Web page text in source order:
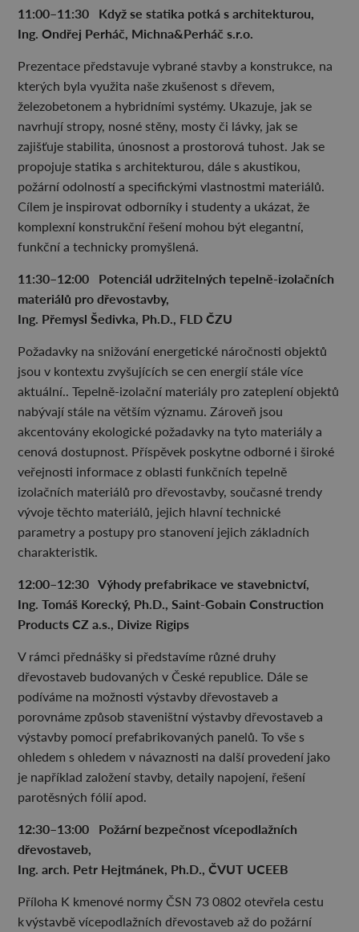
11:00–⁠11:30 Když se statika potká s architekturou,
Ing. Ondřej Perháč, Michna&Perháč s.r.o.
Prezentace představuje vybrané stavby a konstrukce, na
kterých byla využita naše zkušenost s dřevem,
železobetonem a hybridními systémy. Ukazuje, jak se
navrhují stropy, nosné stěny, mosty či lávky, jak se
zajišťuje stabilita, únosnost a prostorová tuhost. Jak se
propojuje statika s architekturou, dále s akustikou,
požární odolností a specifickými vlastnostmi materiálů.
Cílem je inspirovat odborníky i studenty a ukázat, že
komplexní konstrukční řešení mohou být elegantní,
funkční a technicky promyšlená.
11:30–⁠12:00 Potenciál udržitelných tepelně-izolačních
materiálů pro dřevostavby,
Ing. PřemyslŠedivka, Ph.D., FLDČZU
Požadavky na snižování energetické náročnosti objektů
jsou v kontextu zvyšujících se cen energií stále více
aktuální.. Tepelně-izolační materiály pro zateplení objektů
nabývají stále na větším významu. Zároveň jsou
akcentovány ekologické požadavky na tyto materiály a
cenová dostupnost. Příspěvek poskytne odborné i široké
veřejnosti informace z oblasti funkčních tepelně
izolačních materiálů pro dřevostavby, současné trendy
vývoje těchto materiálů, jejich hlavní technické
parametry a postupy pro stanovení jejich základních
charakteristik.
12:00–12:30 Výhody prefabrikace ve stavebnictví,
Ing. Tomáš Korecký, Ph.D., Saint-Gobain Construction
Products CZ a.s., Divize Rigips
V rámci přednášky si představíme různé druhy
dřevostaveb budovaných v České republice. Dále se
podíváme na možnosti výstavby dřevostaveb a
porovnáme způsob staveništní výstavby dřevostaveb a
výstavby pomocí prefabrikovaných panelů. To vše s
ohledem s ohledem v návaznosti na další provedení jako
je například založení stavby, detaily napojení, řešení
parotěsných fólií apod.
12:30–13:00 Požární bezpečnost vícepodlažních
dřevostaveb,
Ing. arch. Petr Hejtmánek, Ph.D., ČVUT UCEEB
Příloha K kmenové normy ČSN 73 0802 otevřela cestu
k výstavbě vícepodlažních dřevostaveb až do požární